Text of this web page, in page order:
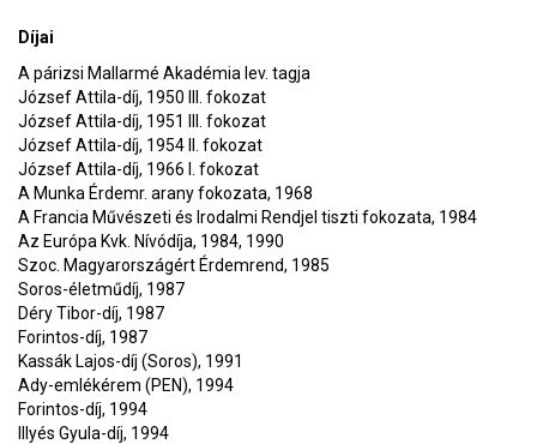
Díjai
A párizsi Mallarmé Akadémia lev. tagja
József Attila-díj, 1950 III. fokozat
József Attila-díj, 1951 III. fokozat
József Attila-díj, 1954 II. fokozat
József Attila-díj, 1966 I. fokozat
A Munka Érdemr. arany fokozata, 1968
A Francia Művészeti és Irodalmi Rendjel tiszti fokozata, 1984
Az Európa Kvk. Nívódíja, 1984, 1990
Szoc. Magyarországért Érdemrend, 1985
Soros-életműdíj, 1987
Déry Tibor-díj, 1987
Forintos-díj, 1987
Kassák Lajos-díj (Soros), 1991
Ady-emlékérem (PEN), 1994
Forintos-díj, 1994
Illyés Gyula-díj, 1994